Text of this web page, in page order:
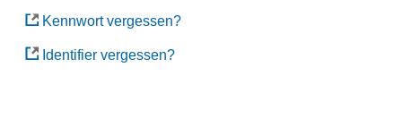
Kennwort vergessen?
Identifier vergessen?